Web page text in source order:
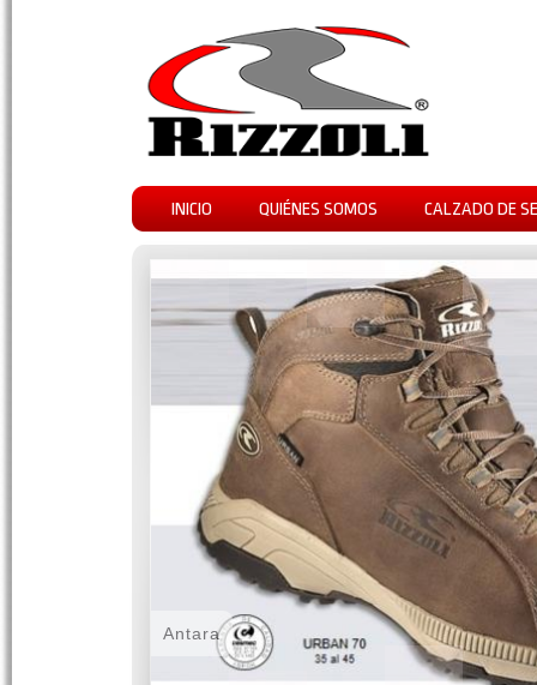
INICIO QUIÉNES SOMOS CALZADO DE
Antara